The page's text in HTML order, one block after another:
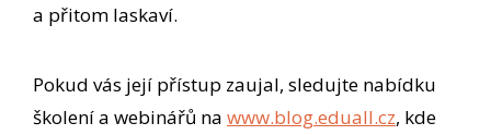
a přitom laskaví.
Pokud vás její přístup zaujal, sledujte nabídku
školení a webinářů na www.blog.eduall.cz, kde